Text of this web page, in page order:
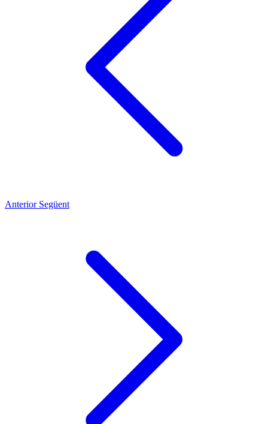
Anterior Següent